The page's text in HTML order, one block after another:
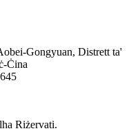
Gongyuan, Distrett ta'
Ċina
Riżervati.